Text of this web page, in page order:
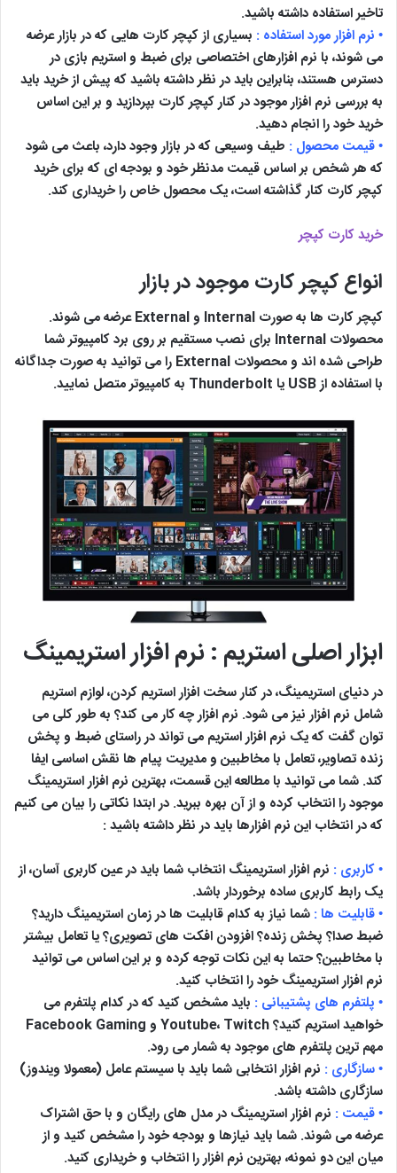
تاخیر استفاده داشته باشید.
• نرم افزار مورد استفاده : بسیاری از کپچر کارت هایی که در بازار عرضه
می شوند، با نرم افزارهای اختصاصی برای ضبط و استریم بازی در
دسترس هستند، بنابراین باید در نظر داشته باشید که پیش از خرید باید
به بررسی نرم افزار موجود در کنار کپچر کارت بپردازید و بر این اساس
خرید خود را انجام دهید.
• قیمت محصول : طیف وسیعی که در بازار وجود دارد، باعث می شود
که هر شخص بر اساس قیمت مدنظر خود و بودجه ای که برای خرید
کپچر کارت کنار گذاشته است، یک محصول خاص را خریداری کند.
خرید کارت کپچر
انواع کپچر کارت موجود در بازار
کپچر کارت ها به صورت Internal و External عرضه می شوند.
محصولات Internal برای نصب مستقیم بر روی برد کامپیوتر شما
طراحی شده اند و محصولات External را می توانید به صورت جداگانه
با استفاده از USB یا Thunderbolt به کامپیوتر متصل نمایید.
ابزار اصلی استریم : نرم افزار استریمینگ
در دنیای استریمینگ، در کنار سخت افزار استریم کردن، لوازم استریم
شامل نرم افزار نیز می شود. نرم افزار چه کار می کند؟ به طور کلی می
توان گفت که یک نرم افزار استریم می تواند در راستای ضبط و پخش
زنده تصاویر، تعامل با مخاطبین و مدیریت پیام ها نقش اساسی ایفا
کند. شما می توانید با مطالعه این قسمت، بهترین نرم افزار استریمینگ
موجود را انتخاب کرده و از آن بهره ببرید. در ابتدا نکاتی را بیان می کنیم
که در انتخاب این نرم افزارها باید در نظر داشته باشید :
• کاربری : نرم افزار استریمینگ انتخاب شما باید در عین کاربری آسان، از
یک رابط کاربری ساده برخوردار باشد.
• قابلیت ها : شما نیاز به کدام قابلیت ها در زمان استریمینگ دارید؟
ضبط صدا؟ پخش زنده؟ افزودن افکت های تصویری؟ یا تعامل بیشتر
با مخاطبین؟ حتما به این نکات توجه کرده و بر این اساس می توانید
نرم افزار استریمینگ خود را انتخاب کنید.
• پلتفرم های پشتیبانی : باید مشخص کنید که در کدام پلتفرم می
خواهید استریم کنید؟ Youtube، Twitch و Facebook Gaming
مهم ترین پلتفرم های موجود به شمار می رود.
• سازگاری : نرم افزار انتخابی شما باید با سیستم عامل (معمولا ویندوز)
سازگاری داشته باشد.
• قیمت : نرم افزار استریمینگ در مدل های رایگان و با حق اشتراک
عرضه می شوند. شما باید نیازها و بودجه خود را مشخص کنید و از
میان این دو نمونه، بهترین نرم افزار را انتخاب و خریداری کنید.